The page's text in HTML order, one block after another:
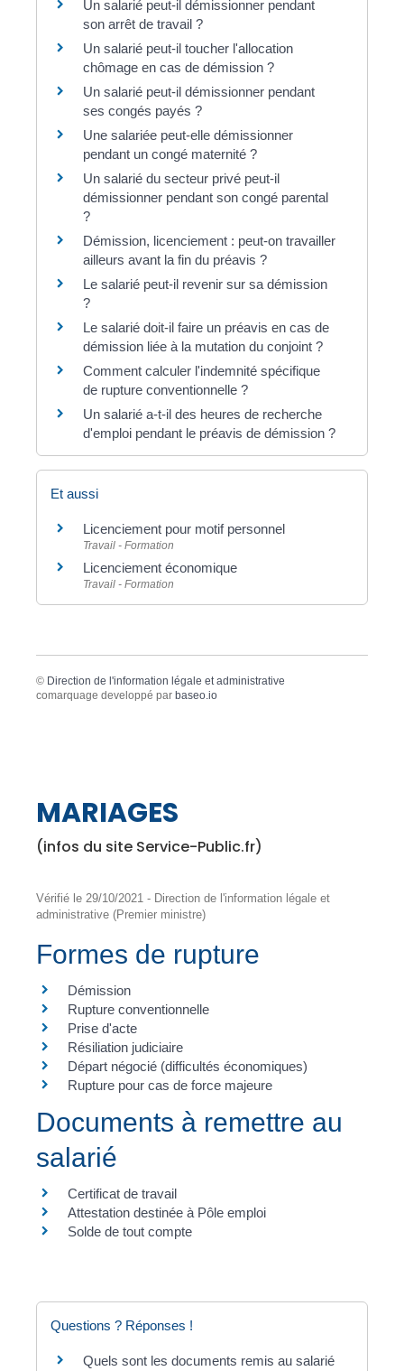
Un salarié peut-il démissionner pendant
son arrêt de travail ?
Un salarié peut-il toucher l'allocation
chômage en cas de démission ?
Un salarié peut-il démissionner pendant
ses congés payés ?
Une salariée peut-elle démissionner
pendant un congé maternité ?
Un salarié du secteur privé peut-il
démissionner pendant son congé parental
?
Démission, licenciement : peut-on travailler
ailleurs avant la fin du préavis ?
Le salarié peut-il revenir sur sa démission
?
Le salarié doit-il faire un préavis en cas de
démission liée à la mutation du conjoint ?
Comment calculer l'indemnité spécifique
de rupture conventionnelle ?
Un salarié a-t-il des heures de recherche
d'emploi pendant le préavis de démission ?
Et aussi
Licenciement pour motif personnel
Travail - Formation
Licenciement économique
Travail - Formation
© Direction de l'information légale et administrative
comarquage developpé par baseo.io
MARIAGES
(infos du site Service-Public.fr)
Vérifié le 29/10/2021 - Direction de l'information légale et
administrative (Premier ministre)
Formes de rupture
Démission
Rupture conventionnelle
Prise d'acte
Résiliation judiciaire
Départ négocié (difficultés économiques)
Rupture pour cas de force majeure
Documents à remettre au
salarié
Certificat de travail
Attestation destinée à Pôle emploi
Solde de tout compte
Questions ? Réponses !
Quels sont les documents remis au salarié